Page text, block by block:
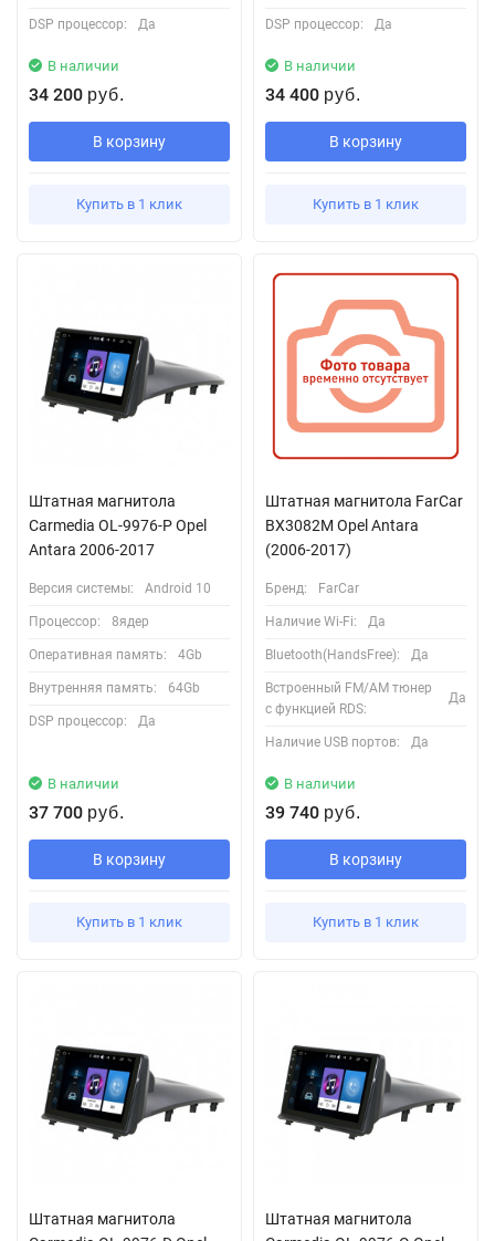
DSP процессор: Да
В наличии
34 200 руб.
В корзину
Купить в 1 клик
DSP процессор: Да
В наличии
34 400 руб.
В корзину
Купить в 1 клик
Штатная магнитола
Carmedia OL-9976-P Opel
Antara 2006-2017
Версия системы: Android 10
Процессор: 8ядер
Оперативная память: 4Gb
Внутренняя память: 64Gb
DSP процессор: Да
В наличии
37 700 руб.
В корзину
Купить в 1 клик
Штатная магнитола FarCar
BX3082M Opel Antara
(2006-2017)
Бренд: FarCar
Наличие Wi-Fi: Да
Bluetooth(HandsFree): Да
Встроенный FM/AM тюнер
с функцией RDS:
Да
Наличие USB портов: Да
В наличии
39 740 руб.
В корзину
Купить в 1 клик
Штатная магнитола
Штатная магнитола